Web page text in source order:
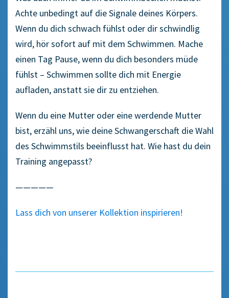
Achte unbedingt auf die Signale deines Körpers.
Wenn du dich schwach fühlst oder dir schwindlig
wird, hör sofort auf mit dem Schwimmen. Mache
einen Tag Pause, wenn du dich besonders müde
fühlst – Schwimmen sollte dich mit Energie
aufladen, anstatt sie dir zu entziehen.
Wenn du eine Mutter oder eine werdende Mutter
bist, erzähl uns, wie deine Schwangerschaft die Wahl
des Schwimmstils beeinflusst hat. Wie hast du dein
Training angepasst?
—————
Lass dich von unserer Kollektion inspirieren!